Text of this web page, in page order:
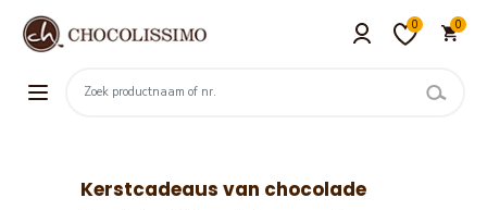
0 0
Kerstcadeaus van chocolade